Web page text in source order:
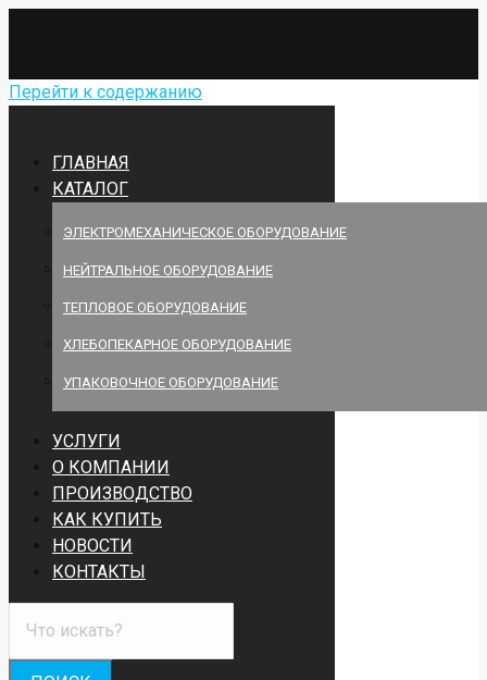
Перейти к содержанию
ГЛАВНАЯ
КАТАЛОГ
ЭЛЕКТРОМЕХАНИЧЕСКОЕ ОБОРУДОВАНИЕ
НЕЙТРАЛЬНОЕ ОБОРУДОВАНИЕ
ТЕПЛОВОЕ ОБОРУДОВАНИЕ
ХЛЕБОПЕКАРНОЕ ОБОРУДОВАНИЕ
УПАКОВОЧНОЕ ОБОРУДОВАНИЕ
УСЛУГИ
О КОМПАНИИ
ПРОИЗВОДСТВО
КАК КУПИТЬ
НОВОСТИ
КОНТАКТЫ